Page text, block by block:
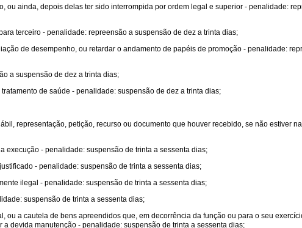
ainda, depois delas ter sido interrompida por ordem legal e superior - penalidade:
terceiro - penalidade: repreensão a suspensão de dez a trinta dias;
de desempenho, ou retardar o andamento de papéis de promoção - penalidade:
a suspensão de dez a trinta dias;
de saúde - penalidade: suspensão de dez a trinta dias;
representação, petição, recurso ou documento que houver recebido, se não estiver
execução - penalidade: suspensão de trinta a sessenta dias;
- penalidade: suspensão de trinta a sessenta dias;
ilegal - penalidade: suspensão de trinta a sessenta dias;
suspensão de trinta a sessenta dias;
a cautela de bens apreendidos que, em decorrência da função ou para o seu
devida manutenção - penalidade: suspensão de trinta a sessenta dias;